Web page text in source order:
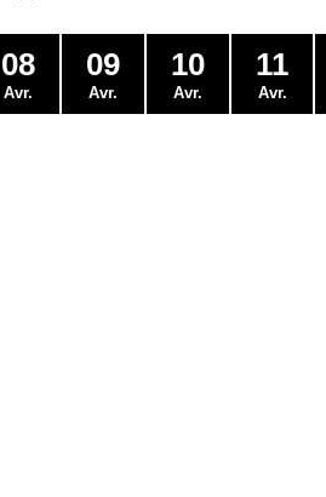
08
Avr.
09
Avr.
10
Avr.
11
Avr.